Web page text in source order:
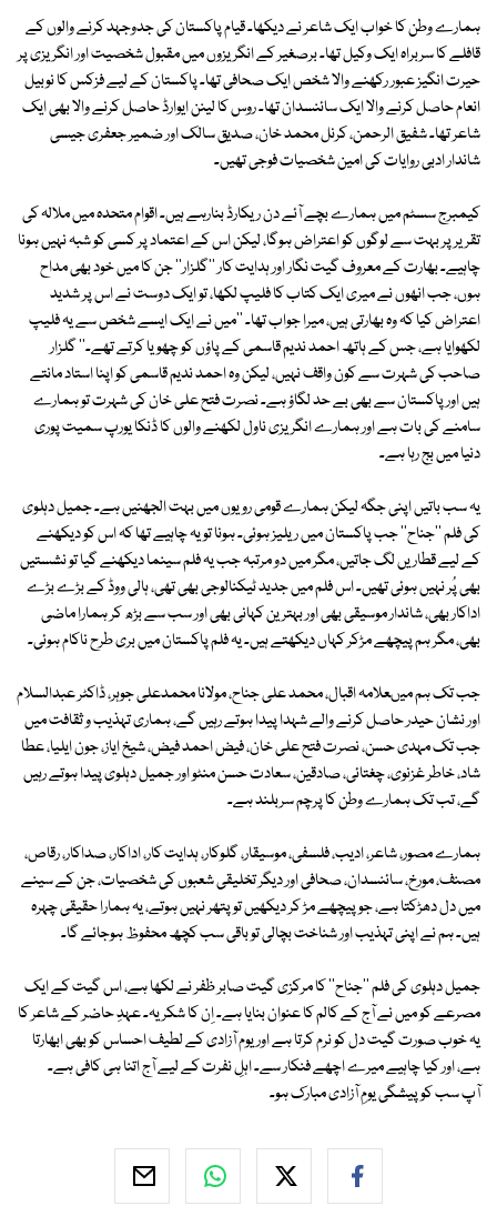
ہمارے وطن کا خواب ایک شاعر نے دیکھا۔ قیام پاکستان کی جدوجہد کرنے والوں کے
قافلے کا سربراہ ایک وکیل تھا۔ برصغیر کے انگریزوں میں مقبول شخصیت اور انگریزی پر
حیرت انگیز عبور رکھنے والا شخص ایک صحافی تھا۔ پاکستان کے لیے فزکس کا نوبیل
انعام حاصل کرنے والا ایک سائنسدان تھا۔ روس کا لینن ایوارڈ حاصل کرنے والا بھی ایک
شاعر تھا۔ شفیق الرحمن، کرنل محمد خان، صدیق سالک اور ضمیر جعفری جیسی
شاندار ادبی روایات کی امین شخصیات فوجی تھیں۔
کیمبرج سسٹم میں ہمارے بچے آئے دن ریکارڈ بنارہے ہیں۔ اقوام متحدہ میں ملالہ کی
تقریر پر بہت سے لوگوں کو اعتراض ہوگا، لیکن اس کے اعتماد پر کسی کو شبہ نہیں ہونا
چاہیے۔ بھارت کے معروف گیت نگار اور ہدایت کار ''گلزار'' جن کا میں خود بھی مداح
ہوں، جب انھوں نے میری ایک کتاب کا فلیپ لکھا، تو ایک دوست نے اس پر شدید
اعتراض کیا کہ وہ بھارتی ہیں، میرا جواب تھا۔ ''میں نے ایک ایسے شخص سے یہ فلیپ
لکھوایا ہے، جس کے ہاتھ احمد ندیم قاسمی کے پاؤں کو چھویا کرتے تھے۔'' گلزار
صاحب کی شہرت سے کون واقف نہیں، لیکن وہ احمد ندیم قاسمی کو اپنا استاد مانتے
ہیں اور پاکستان سے بھی بے حد لگاؤ ہے۔ نصرت فتح علی خان کی شہرت تو ہمارے
سامنے کی بات ہے اور ہمارے انگریزی ناول لکھنے والوں کا ڈنکا یورپ سمیت پوری
دنیا میں بج رہا ہے۔
یہ سب باتیں اپنی جگہ لیکن ہمارے قومی رویوں میں بہت الجھنیں ہے۔ جمیل دہلوی
کی فلم ''جناح'' جب پاکستان میں ریلیز ہوئی۔ ہونا تو یہ چاہیے تھا کہ اس کو دیکھنے
کے لیے قطاریں لگ جاتیں، مگر میں دو مرتبہ جب یہ فلم سینما دیکھنے گیا تو نشستیں
بھی پُر نہیں ہوئی تھیں۔ اس فلم میں جدید ٹیکنالوجی بھی تھی، ہالی ووڈ کے بڑے بڑے
اداکار بھی، شاندار موسیقی بھی اور بہترین کہانی بھی اور سب سے بڑھ کر ہمارا ماضی
بھی، مگر ہم پیچھے مڑکر کہاں دیکھتے ہیں۔ یہ فلم پاکستان میں بری طرح ناکام ہوئی۔
جب تک ہم میںعلامہ اقبال، محمد علی جناح، مولانا محمدعلی جوہر، ڈاکٹر عبدالسلام
اور نشان حیدر حاصل کرنے والے شہدا پیدا ہوتے رہیں گے، ہماری تہذیب و ثقافت میں
جب تک مہدی حسن، نصرت فتح علی خان، فیض احمد فیض، شیخ ایاز، جون ایلیا، عطا
شاد، خاطر غزنوی، چغتائی، صادقین، سعادت حسن منٹو اور جمیل دہلوی پیدا ہوتے رہیں
گے، تب تک ہمارے وطن کا پرچم سربلند ہے۔
ہمارے مصور، شاعر، ادیب، فلسفی، موسیقار، گلوکار، ہدایت کار، اداکار، صداکار، رقاص،
مصنف، مورخ، سائنسدان، صحافی اور دیگر تخلیقی شعبوں کی شخصیات، جن کے سینے
میں دل دھڑکتا ہے، جو پیچھے مڑ کر دیکھیں تو پتھر نہیں ہوتے، یہ ہمارا حقیقی چہرہ
ہیں۔ ہم نے اپنی تہذیب اور شناخت بچالی تو باقی سب کچھ محفوظ ہوجائے گا۔
جمیل دہلوی کی فلم ''جناح'' کا مرکزی گیت صابر ظفر نے لکھا ہے، اس گیت کے ایک
مصرعے کو میں نے آج کے کالم کا عنوان بنایا ہے۔ اِن کا شکریہ۔ عہدِ حاضر کے شاعر کا
یہ خوب صورت گیت دل کو نرم کرتا ہے اور یوم آزادی کے لطیف احساس کو بھی ابھارتا
ہے، اور کیا چاہیے میرے اچھے فنکار سے۔ اہلِ نفرت کے لیے آج اتنا ہی کافی ہے۔
آپ سب کوپیشگی یومِ آزادی مبارک ہو۔